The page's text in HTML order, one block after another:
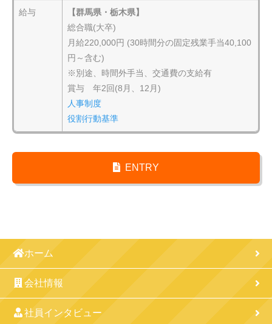
給与
【群馬県・栃木県】
総合職(大卒)
月給220,000円 (30時間分の固定残業手当40,100
円～含む)
※別途、時間外手当、交通費の支給有
賞与 年2回(8月、12月)
人事制度
役割行動基準
ENTRY
ホーム
会社情報
社員インタビュー